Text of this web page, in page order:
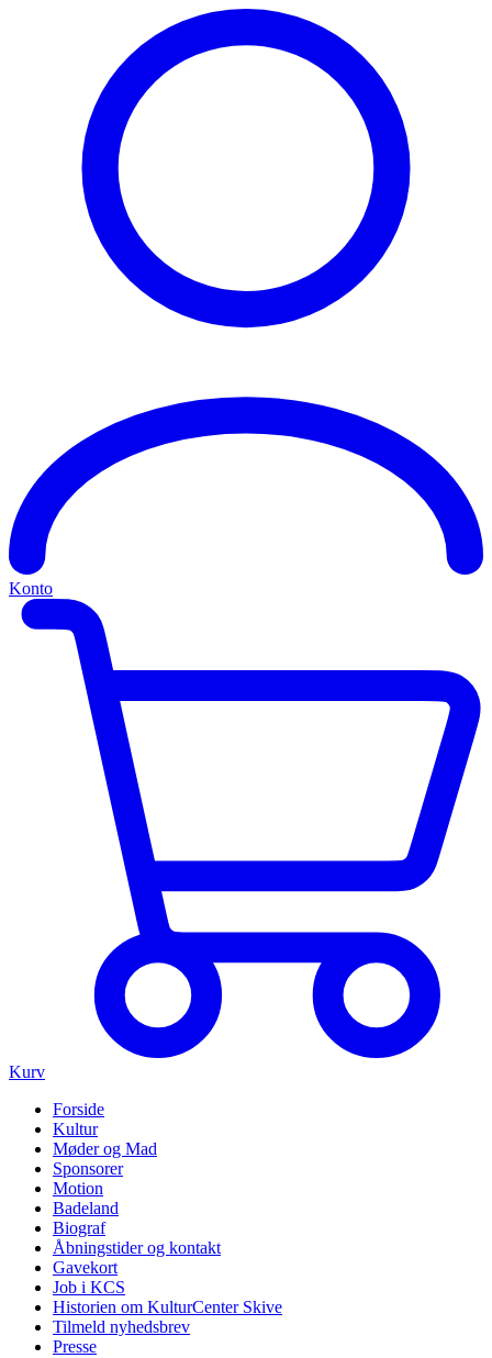
Konto
Kurv
Forside
Kultur
Møder og Mad
Sponsorer
Motion
Badeland
Biograf
Åbningstider og kontakt
Gavekort
Job i KCS
Historien om KulturCenter Skive
Tilmeld nyhedsbrev
Presse